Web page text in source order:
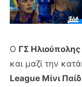
Ο ΓΣ Ηλιούπολης
και μαζί την
League Μίνι